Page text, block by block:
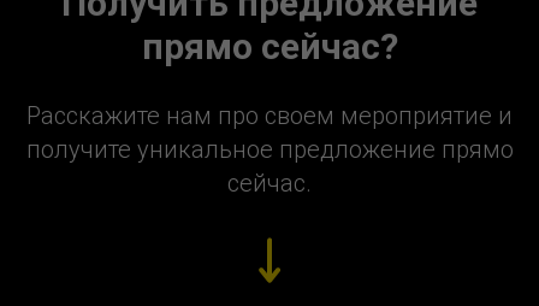
прямо сейчас?
Расскажите нам про своем мероприятие и
получите уникальное предложение прямо
сейчас.